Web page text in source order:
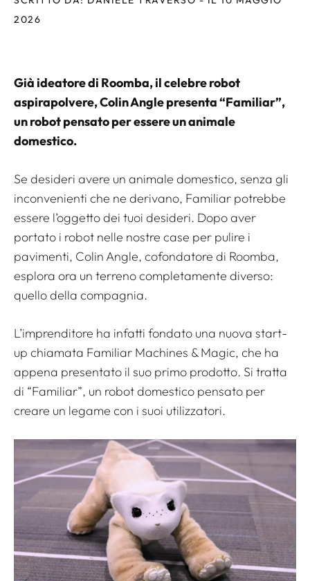
2026
Già ideatore di Roomba, il celebre robot
aspirapolvere, Colin Angle presenta “Familiar”,
un robot pensato per essere un animale
domestico.
Se desideri avere un animale domestico, senza gli
inconvenienti che ne derivano, Familiar potrebbe
essere l’oggetto dei tuoi desideri. Dopo aver
portato i robot nelle nostre case per pulire i
pavimenti, Colin Angle, cofondatore di Roomba,
esplora ora un terreno completamente diverso:
quello della compagnia.
L’imprenditore ha infatti fondato una nuova start-
up chiamata Familiar Machines & Magic, che ha
appena presentato il suo primo prodotto. Si tratta
di “Familiar”, un robot domestico pensato per
creare un legame con i suoi utilizzatori.